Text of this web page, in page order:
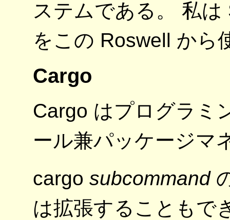
ステムである。 私
をこの Roswell から
Cargo
Cargo はプログラミ
ール兼パッケージマ
cargo subcommand
は拡張することもで